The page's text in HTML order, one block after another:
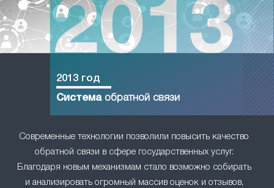
Современные технологии позволили повысить качество
обратной связи в сфере государственных услуг.
Благодаря новым механизмам стало возможно собирать
и анализировать огромный массив оценок и отзывов,
2013 год
Системаобратной связи